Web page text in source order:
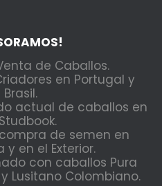
de Caballos.
en Portugal y
Brasil.
actual de caballos en
de semen en
y en el Exterior.
con caballos Pura
Lusitano Colombiano.